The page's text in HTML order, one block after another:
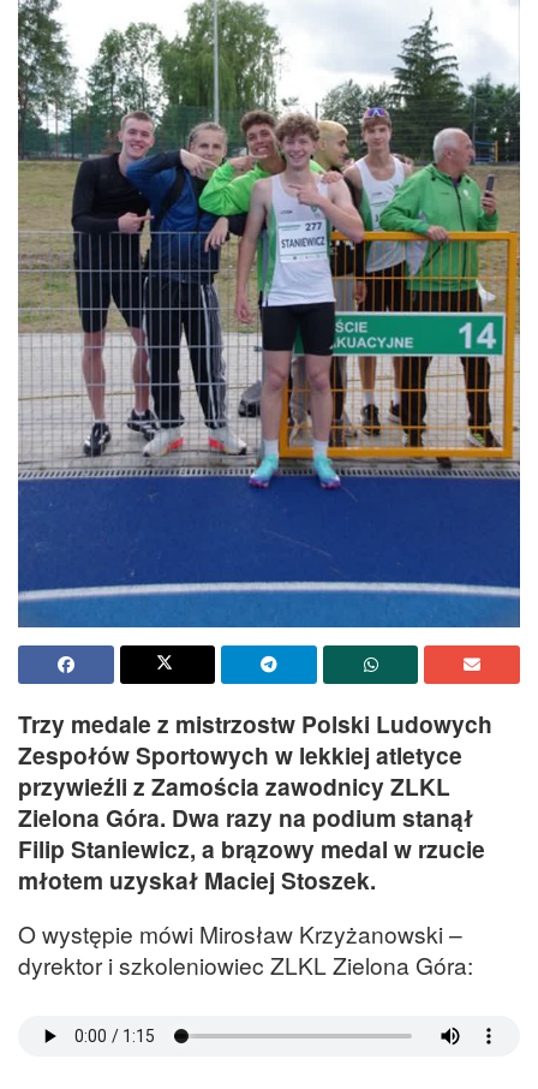
Trzy medale z mistrzostw Polski Ludowych
Zespołów Sportowych w lekkiej atletyce
przywieźli z Zamościa zawodnicy ZLKL
Zielona Góra. Dwa razy na podium stanął
Filip Staniewicz, a brązowy medal w rzucie
młotem uzyskał Maciej Stoszek.
O występie mówi Mirosław Krzyżanowski –
dyrektor i szkoleniowiec ZLKL Zielona Góra: